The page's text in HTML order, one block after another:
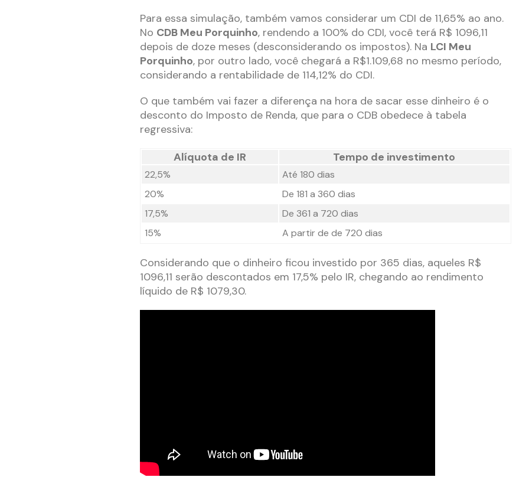
Para essa simulação, também vamos considerar um CDI de 11,65% ao ano.
No CDB Meu Porquinho, rendendo a 100% do CDI, você terá R$ 1096,11
depois de doze meses (desconsiderando os impostos). Na LCI Meu
Porquinho, por outro lado, você chegará a R$1.109,68 no mesmo período,
considerando a rentabilidade de 114,12% do CDI.
O que também vai fazer a diferença na hora de sacar esse dinheiro é o
desconto do Imposto de Renda, que para o CDB obedece à tabela
regressiva:
Alíquota de IR
Tempo de investimento
22,5%
Até 180 dias
20%
De 181 a 360 dias
17,5%
De 361 a 720 dias
15%
A partir de de 720 dias
Considerando que o dinheiro ficou investido por 365 dias, aqueles R$
1096,11 serão descontados em 17,5% pelo IR, chegando ao rendimento
líquido de R$ 1079,30.